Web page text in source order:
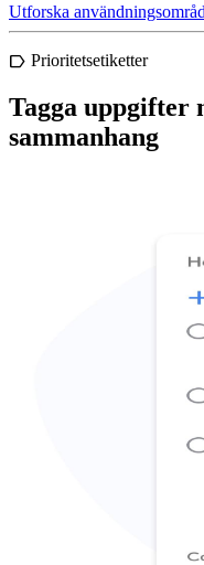
Utforska
label Prioritetsetiketter
Tagga uppgifter
sammanhang